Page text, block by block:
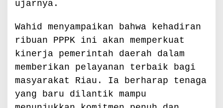
ujarnya.
Wahid menyampaikan bahwa kehadiran
ribuan PPPK ini akan memperkuat
kinerja pemerintah daerah dalam
memberikan pelayanan terbaik bagi
masyarakat Riau. Ia berharap tenaga
yang baru dilantik mampu